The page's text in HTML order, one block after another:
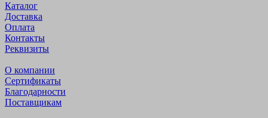
Каталог
Доставка
Оплата
Контакты
Реквизиты
О компании
Сертификаты
Благодарности
Поставщикам